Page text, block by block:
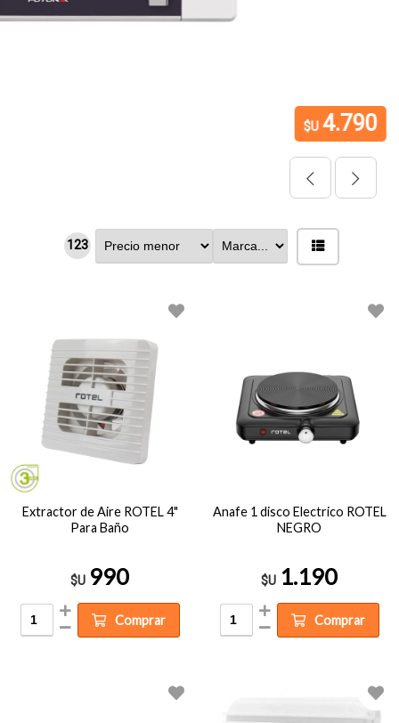
123
Extractor de Aire ROTEL 4"
Para Baño
$U 990
Comprar
Anafe 1 disco Electrico ROTEL
NEGRO
$U 1.190
Comprar